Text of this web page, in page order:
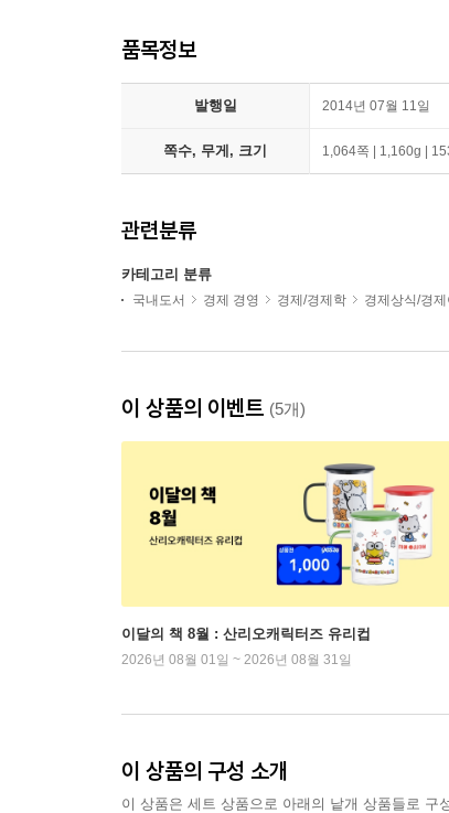
품목정보
발행일 2014년 07월 11일
쪽수, 무게, 크기 1,064쪽 | 1,160g |
관련분류
카테고리 분류
국내도서 경제 경영 경제/경제학 경제상식/경제
이 상품의 이벤트 (5개)
이달의 책 8월 : 산리오캐릭터즈 유리컵
2026년 08월 01일 ~ 2026년 08월 31일
이 상품의 구성 소개
이 상품은 세트 상품으로 아래의 낱개 상품들로 구